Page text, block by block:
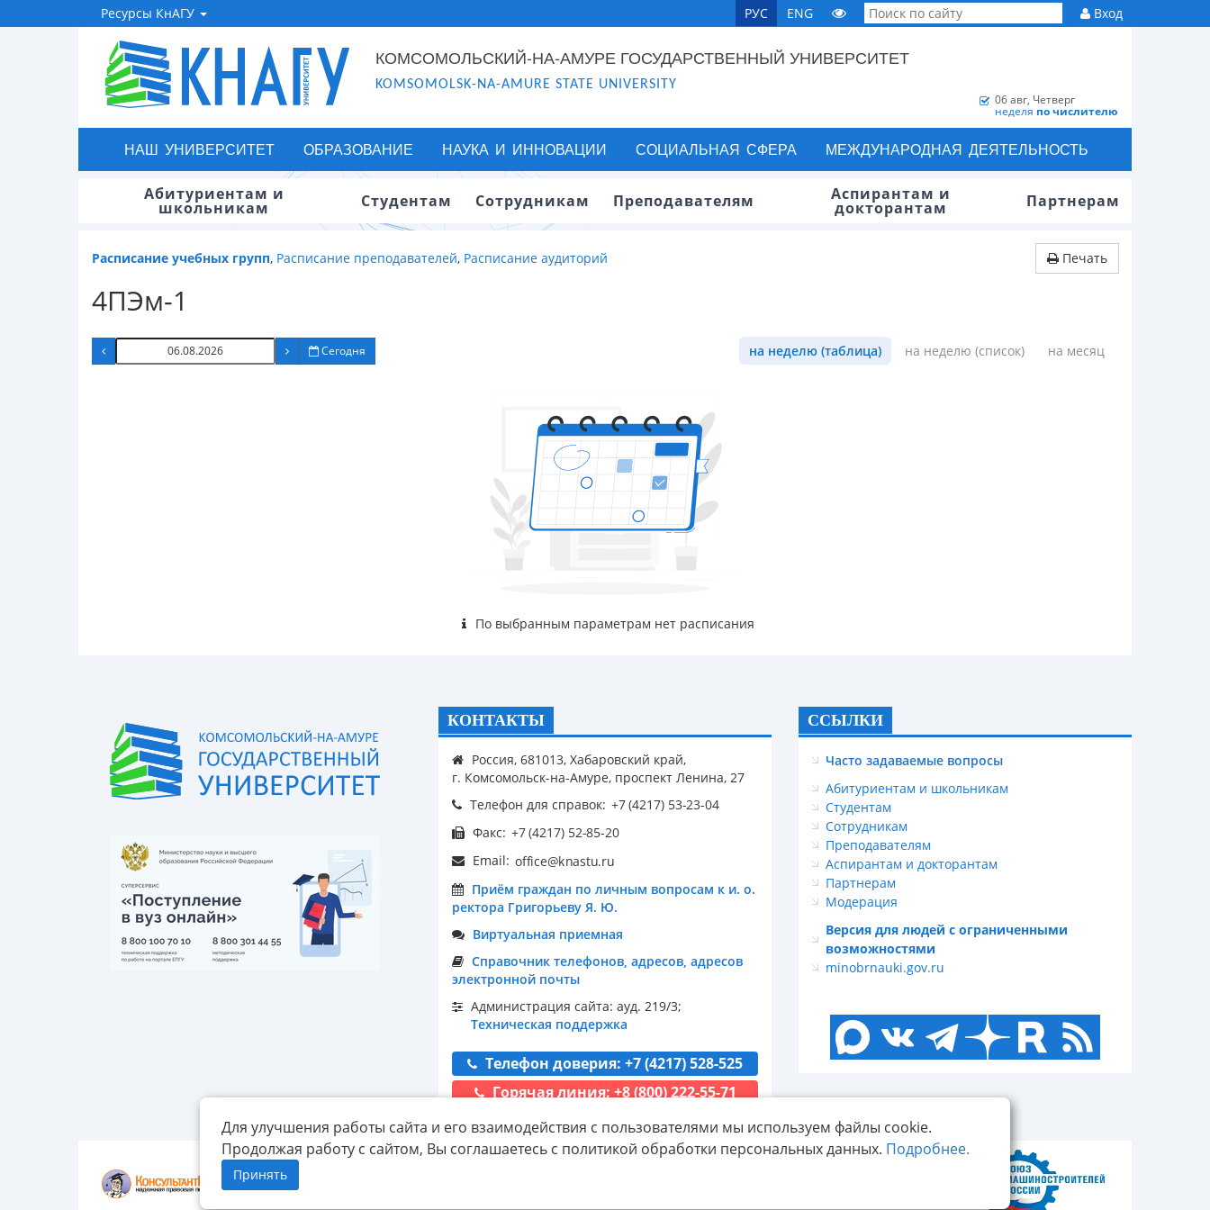
Ресурсы КнАГУ РУС ENG Вход
КОМСОМОЛЬСКИЙ-НА-АМУРЕ ГОСУДАРСТВЕННЫЙ УНИВЕРСИТЕТ
KOMSOMOLSK-NA-AMURE STATE UNIVERSITY
06 авг, Четверг
неделя по числителю
НАШ УНИВЕРСИТЕТ ОБРАЗОВАНИЕ НАУКА И ИННОВАЦИИ СОЦИАЛЬНАЯ СФЕРА МЕЖДУНАРОДНАЯ ДЕЯТЕЛЬНОСТЬ
Абитуриентам и
школьникам Студентам Сотрудникам Преподавателям Аспирантам и
докторантам Партнерам
Расписание учебных групп, Расписание преподавателей, Расписание аудиторий Печать
4ПЭм-1
Сегодня на неделю (таблица) на неделю (список) на месяц
По выбранным параметрам нет расписания
Для улучшения работы сайта и его взаимодействия с пользователями мы используем файлы cookie.
Продолжая работу с сайтом, Вы соглашаетесь с политикой обработки персональных данных. Подробнее.
Принять
КОНТАКТЫ
Россия, 681013, Хабаровский край,
г. Комсомольск-на-Амуре, проспект Ленина, 27
Телефон для справок:
Факс:
Email:
Приём граждан по личным вопросам к и. о.
ректора Григорьеву Я. Ю.
Виртуальная приемная
Справочник телефонов, адресов, адресов
электронной почты
Администрация сайта: ауд. 219/3;
Техническая поддержка
Телефон доверия: +7 (4217) 528-525
Горячая линия: +8 (800) 222-55-71
ССЫЛКИ
Часто задаваемые вопросы
Абитуриентам и школьникам
Студентам
Сотрудникам
Преподавателям
Аспирантам и докторантам
Партнерам
Модерация
Версия для людей с ограниченными
возможностями
minobrnauki.gov.ru